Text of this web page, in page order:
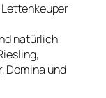
natürlich
Domina und